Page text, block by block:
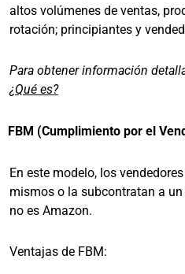
altos volúmenes de ventas,
rotación; principiantes y
Para obtener información
¿Qué es?
FBM (Cumplimiento por el
En este modelo, los
mismos o la subcontratan a
no es Amazon.
Ventajas de FBM: